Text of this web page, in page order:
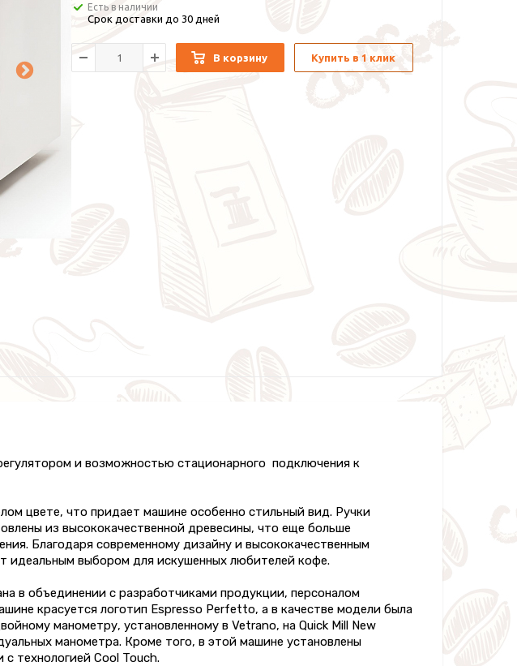
Есть в наличии
Срок доставки до 30 дней
В корзину Купить в 1 клик
и возможностью стационарного подключения к
цвете, что придает машине особенно стильный вид. Ручки
из высококачественной древесины, что еще больше
Благодаря современному дизайну и высококачественным
идеальным выбором для искушенных любителей кофе.
в объединении с разработчиками продукции, персоналом
красуется логотип Espresso Perfetto, а в качестве модели была
манометру, установленному в Vetrano, на Quick Mill New
манометра. Кроме того, в этой машине установлены
технологией Cool Touch.